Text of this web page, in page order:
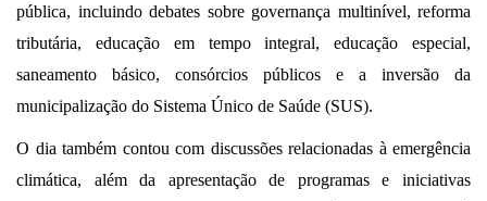
pública, incluindo debates sobre governança multinível, reforma
tributária, educação em tempo integral, educação especial,
saneamento básico, consórcios públicos e a inversão da
municipalização do Sistema Único de Saúde (SUS).
O dia também contou com discussões relacionadas à emergência
climática, além da apresentação de programas e iniciativas